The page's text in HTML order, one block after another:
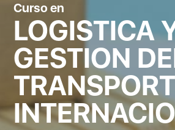
Curso en
LOGISTICA
GESTION